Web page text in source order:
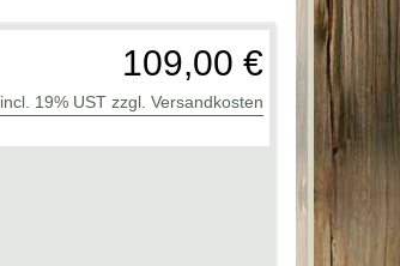
109,00 €
incl. 19% UST zzgl. Versandkosten